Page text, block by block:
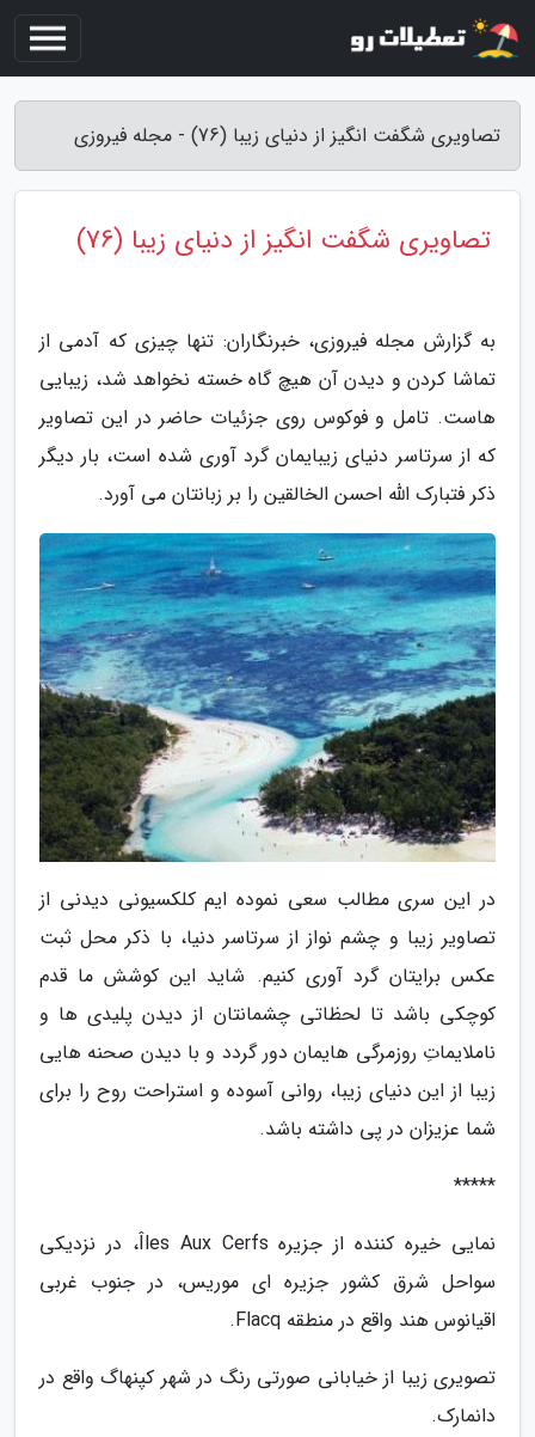
تصاویری شگفت انگیز از دنیای زیبا (76) - مجله فیروزی
تصاویری شگفت انگیز از دنیای زیبا (76)
به گزارش مجله فیروزی، خبرنگاران: تنها چیزی که آدمی از
تماشا کردن و دیدن آن هیچ گاه خسته نخواهد شد، زیبایی
هاست. تامل و فوکوس روی جزئیات حاضر در این تصاویر
که از سرتاسر دنیای زیبایمان گرد آوری شده است، بار دیگر
ذکر فتبارک الله احسن الخالقین را بر زبانتان می آورد.
در این سری مطالب سعی نموده ایم کلکسیونی دیدنی از
تصاویر زیبا و چشم نواز از سرتاسر دنیا، با ذکر محل ثبت
عکس برایتان گرد آوری کنیم. شاید این کوشش ما قدم
کوچکی باشد تا لحظاتی چشمانتان از دیدن پلیدی ها و
ناملایماتِ روزمرگی هایمان دور گردد و با دیدن صحنه هایی
زیبا از این دنیای زیبا، روانی آسوده و استراحت روح را برای
شما عزیزان در پی داشته باشد.
*****
نمایی خیره کننده از جزیره Îles Aux Cerfs، در نزدیکی
سواحل شرق کشور جزیره ای موریس، در جنوب غربی
اقیانوس هند واقع در منطقه Flacq.
تصویری زیبا از خیابانی صورتی رنگ در شهر کپنهاگ واقع در
دانمارک.